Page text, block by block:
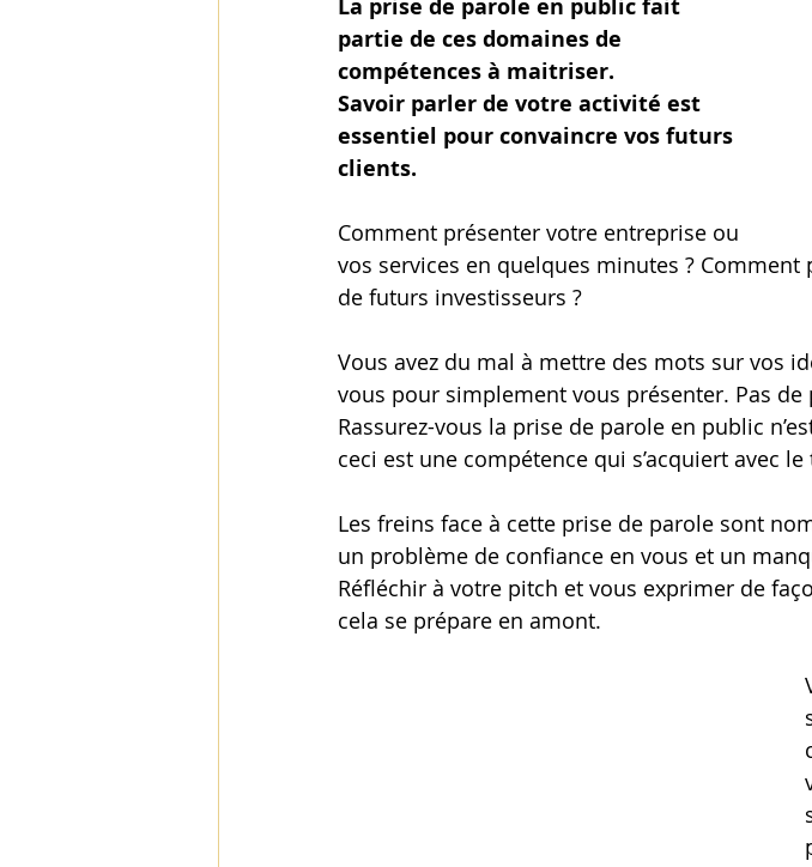
La prise de parole en public fait
partie de ces domaines de
compétences à maitriser.
Savoir parler de votre activité est
essentiel pour convaincre vos futurs
clients.
Comment présenter votre entreprise ou
vos services en quelques minutes ?
de futurs investisseurs ?
Vous avez du mal à mettre des mots sur vos
vous pour simplement vous présenter. Pas de
Rassurez-vous la prise de parole en public
ceci est une compétence qui s’acquiert avec le
Les freins face à cette prise de parole sont
un problème de confiance en vous et un
Réfléchir à votre pitch et vous exprimer de
cela se prépare en amont.